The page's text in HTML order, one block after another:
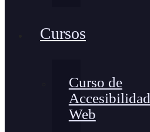
Cursos
Curso de
Accesibilidad
Web